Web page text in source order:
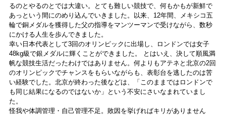
るのとやるのとでは大違い。とても難しい競技で、何もかもが新鮮で
あっという間にのめり込んでいきました。以来、12年間、メキシコ五
輪で銅メダルを獲得した父の指導をマンツーマンで受けながら、数秒
にかける人生を歩んできました。
幸い日本代表として3回のオリンピックに出場し、ロンドンでは女子
48kg級で銀メダルに輝くことができました。 とはいえ、決して順風満
帆な競技生活だったわけではありません。何よりもアテネと北京の2回
のオリンピックでチャンスをもらいながらも、表彰台を逃したのは苦
い経験でした。北京が終わった後などは、「このままではロンドンで
も同じ結果になるのではないか」という不安にさいなまれていまし
た。
怪我や体調管理・自己管理不足。敗因を挙げればキリがありません